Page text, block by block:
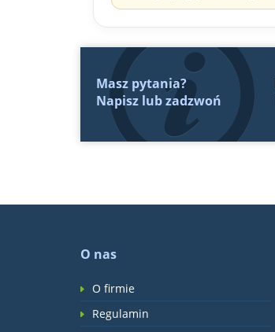
Masz pytania?
Napisz lub zadzwoń
O nas
O firmie
Regulamin